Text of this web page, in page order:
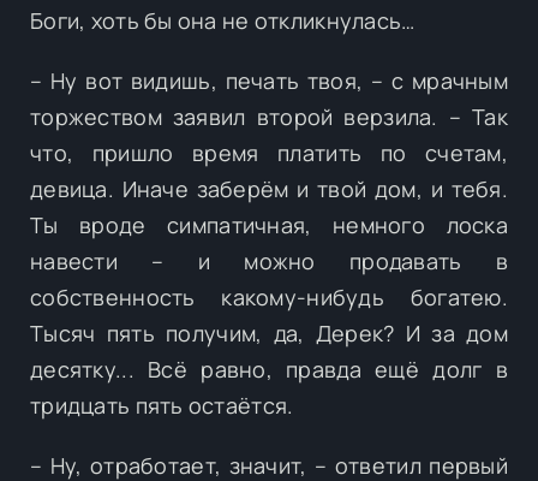
Боги, хоть бы она не откликнулась…
– Ну вот видишь, печать твоя, – с мрачным
торжеством заявил второй верзила. – Так
что, пришло время платить по счетам,
девица. Иначе заберём и твой дом, и тебя.
Ты вроде симпатичная, немного лоска
навести – и можно продавать в
собственность какому-нибудь богатею.
Тысяч пять получим, да, Дерек? И за дом
десятку... Всё равно, правда ещё долг в
тридцать пять остаётся.
– Ну, отработает, значит, – ответил первый